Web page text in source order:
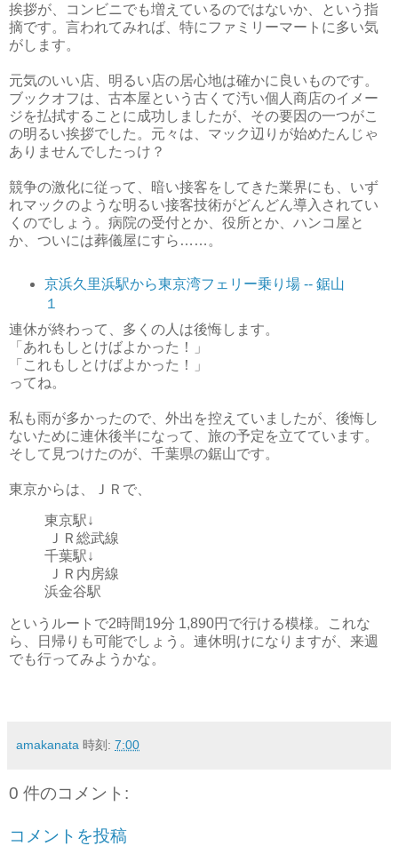
挨拶が、コンビニでも増えているのではないか、という指
摘です。言われてみれば、特にファミリーマートに多い気
がします。
元気のいい店、明るい店の居心地は確かに良いものです。
ブックオフは、古本屋という古くて汚い個人商店のイメー
ジを払拭することに成功しましたが、その要因の一つがこ
の明るい挨拶でした。元々は、マック辺りが始めたんじゃ
ありませんでしたっけ？
競争の激化に従って、暗い接客をしてきた業界にも、いず
れマックのような明るい接客技術がどんどん導入されてい
くのでしょう。病院の受付とか、役所とか、ハンコ屋と
か、ついには葬儀屋にすら……。
京浜久里浜駅から東京湾フェリー乗り場 -- 鋸山
１
連休が終わって、多くの人は後悔します。
「あれもしとけばよかった！」
「これもしとけばよかった！」
ってね。
私も雨が多かったので、外出を控えていましたが、後悔し
ないために連休後半になって、旅の予定を立てています。
そして見つけたのが、千葉県の鋸山です。
東京からは、ＪＲで、
東京駅↓
ＪＲ総武線
千葉駅↓
ＪＲ内房線
浜金谷駅
というルートで2時間19分 1,890円で行ける模様。これな
ら、日帰りも可能でしょう。連休明けになりますが、来週
でも行ってみようかな。
amakanata 時刻: 7:00
0 件のコメント:
コメントを投稿